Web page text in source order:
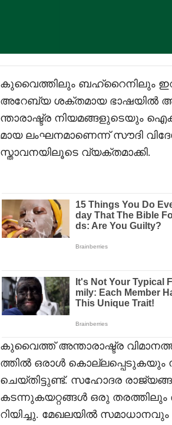
കുവൈത്തിലും ബഹ്റൈനിലും
അറേബ്യ ശക്തമായ ഭാഷയിൽ
ന്താരാഷ്ട്ര നിയമങ്ങളുടെയും
മായ ലംഘനമാണെന്ന് സൗദി
സ്താവനയിലൂടെ വ്യക്തമാക്കി.
കുവൈത്ത് അന്താരാഷ്ട്ര
ത്തിൽ ഒരാൾ കൊല്ലപ്പെടുകയും
ചെയ്തിട്ടുണ്ട്. സഹോദര
കടന്നുകയറ്റങ്ങൾ ഒരു തരത്തിലും
റിയിച്ചു. മേഖലയിൽ